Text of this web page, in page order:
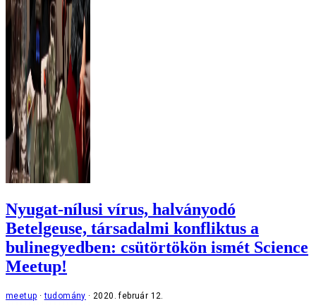
Nyugat-nílusi vírus, halványodó
Betelgeuse, társadalmi konfliktus a
bulinegyedben: csütörtökön ismét Science
Meetup!
meetup tudomány 2020. február 12.